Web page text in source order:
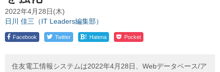
2022年4月28日(木)
日川 佳三（IT Leaders編集部）
Facebook Twitter ! Hatena Pocket
住友電工情報システムは2022年4月28日、Webデータベース/ア